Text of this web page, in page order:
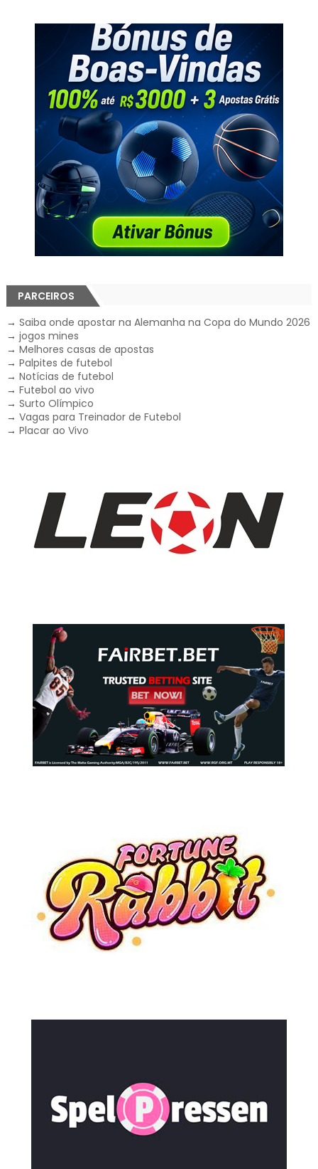
PARCEIROS
→ Saiba onde apostar na Alemanha na Copa do Mundo 2026
→ jogos mines
→ Melhores casas de apostas
→ Palpites de futebol
→ Notícias de futebol
→ Futebol ao vivo
→ Surto Olímpico
→ Vagas para Treinador de Futebol
→ Placar ao Vivo